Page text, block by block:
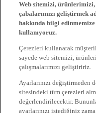
Web sitemizi,
çabalarımızı geliştirmek
hakkında bilgi
kullanıyoruz.
Çerezleri kullanarak
sayede web sitemizi,
çalışmalarımızı geliştiririz.
Ayarlarınızı değiştirmeden
sitesindeki tüm çerezleri
değerlendirilecektir.
ayarlarınızı istediğiniz